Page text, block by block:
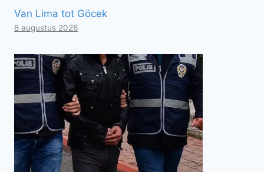
Van Lima tot Göcek
8 augustus 2026